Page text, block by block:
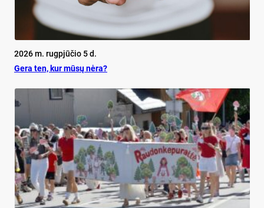
2026 m. rugpjūčio 5 d.
Ge­ra ten, kur mū­sų nė­ra?